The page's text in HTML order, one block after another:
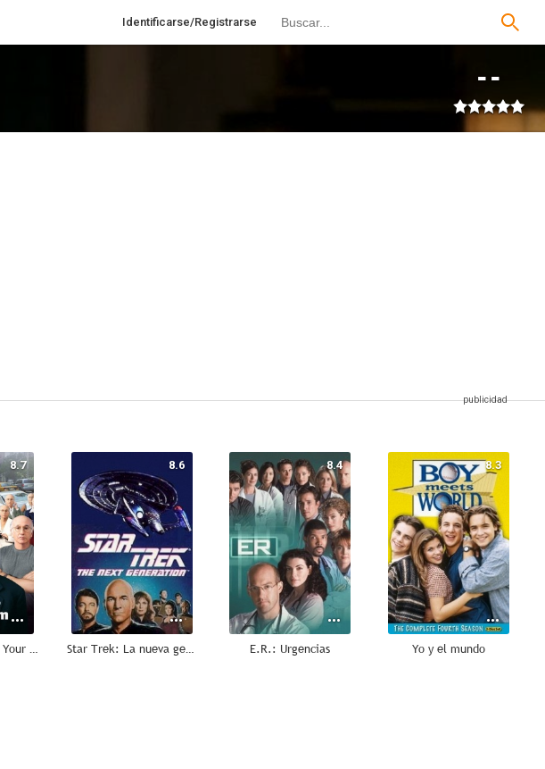
Identificarse/Registrarse
--
8.7
Larry David (Curb Your Enthusiasm)
8.6
Star Trek: La nueva generación
8.4
E.R.: Urgencias
8.3
Yo y el mundo